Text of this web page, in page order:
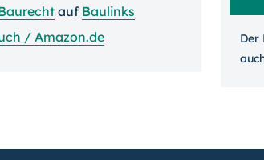
auf Baulinks
/ Amazon.de
Der